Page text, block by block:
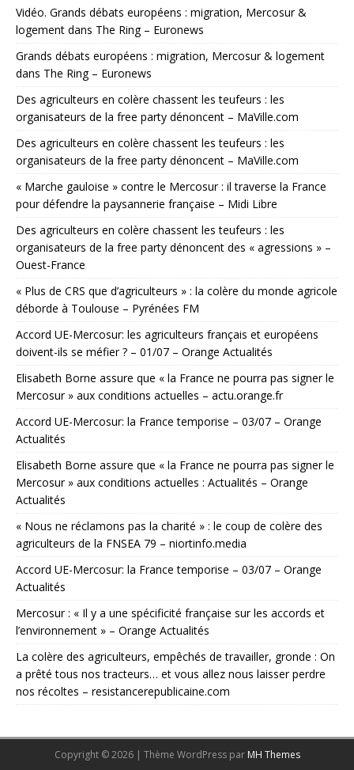
Vidéo. Grands débats européens : migration, Mercosur &
logement dans The Ring – Euronews
Grands débats européens : migration, Mercosur & logement
dans The Ring – Euronews
Des agriculteurs en colère chassent les teufeurs : les
organisateurs de la free party dénoncent – MaVille.com
Des agriculteurs en colère chassent les teufeurs : les
organisateurs de la free party dénoncent – MaVille.com
« Marche gauloise » contre le Mercosur : il traverse la France
pour défendre la paysannerie française – Midi Libre
Des agriculteurs en colère chassent les teufeurs : les
organisateurs de la free party dénoncent des « agressions » –
Ouest-France
« Plus de CRS que d’agriculteurs » : la colère du monde agricole
déborde à Toulouse – Pyrénées FM
Accord UE-Mercosur: les agriculteurs français et européens
doivent-ils se méfier ? – 01/07 – Orange Actualités
Elisabeth Borne assure que « la France ne pourra pas signer le
Mercosur » aux conditions actuelles – actu.orange.fr
Accord UE-Mercosur: la France temporise – 03/07 – Orange
Actualités
Elisabeth Borne assure que « la France ne pourra pas signer le
Mercosur » aux conditions actuelles : Actualités – Orange
Actualités
« Nous ne réclamons pas la charité » : le coup de colère des
agriculteurs de la FNSEA 79 – niortinfo.media
Accord UE-Mercosur: la France temporise – 03/07 – Orange
Actualités
Mercosur : « Il y a une spécificité française sur les accords et
l’environnement » – Orange Actualités
La colère des agriculteurs, empêchés de travailler, gronde : On
a prêté tous nos tracteurs… et vous allez nous laisser perdre
nos récoltes – resistancerepublicaine.com
Copyright © 2026 | Thème WordPress par MH Themes